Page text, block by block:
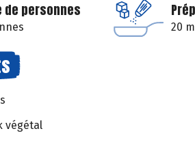
de personnes
20
végétal